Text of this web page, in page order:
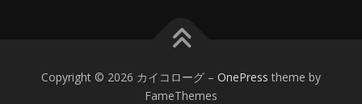
Copyright © 2026 カイコローグ – OnePress theme by
FameThemes